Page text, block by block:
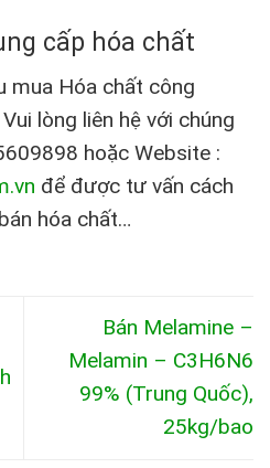
cấp hóa chất
mua Hóa chất công
lòng liên hệ với chúng
hoặc Website :
để được tư vấn cách
hóa chất…
Bán Melamine –
Melamin – C3H6N6
99% (Trung Quốc),
25kg/bao